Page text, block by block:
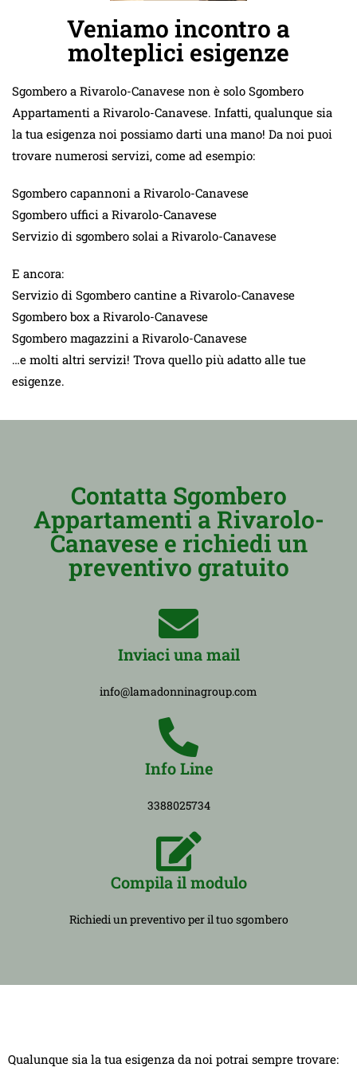
Veniamo incontro a
molteplici esigenze
Sgombero a Rivarolo-Canavese non è solo Sgombero
Appartamenti a Rivarolo-Canavese. Infatti, qualunque sia
la tua esigenza noi possiamo darti una mano! Da noi puoi
trovare numerosi servizi, come ad esempio:
Sgombero capannoni a Rivarolo-Canavese
Sgombero uffici a Rivarolo-Canavese
Servizio di sgombero solai a Rivarolo-Canavese
E ancora:
Servizio di Sgombero cantine a Rivarolo-Canavese
Sgombero box a Rivarolo-Canavese
Sgombero magazzini a Rivarolo-Canavese
…e molti altri servizi! Trova quello più adatto alle tue
esigenze.
Contatta Sgombero
Appartamenti a Rivarolo-
Canavese e richiedi un
preventivo gratuito
Inviaci una mail
info@lamadonninagroup.com
Info Line
3388025734
Compila il modulo
Richiedi un preventivo per il tuo sgombero
Qualunque sia la tua esigenza da noi potrai sempre trovare: